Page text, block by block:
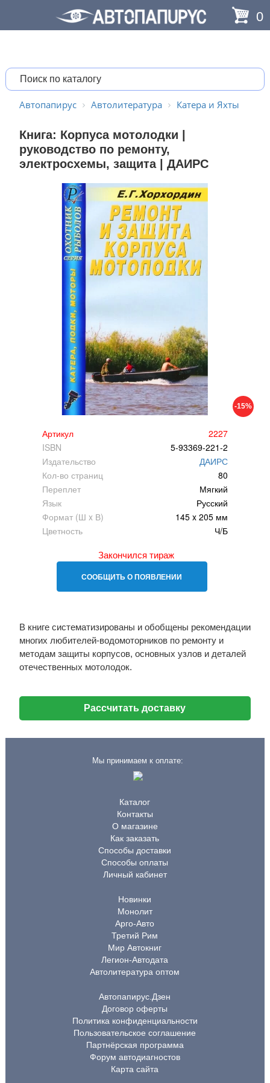
0
Автопапирус Автолитература Катера и Яхты
Книга: Корпуса мотолодки |
руководство по ремонту,
электросхемы, защита | ДАИРС
-15%
Артикул
2227
ISBN
5-93369-221-2
Издательство
ДАИРС
Кол-во страниц
80
Переплет
Мягкий
Язык
Русский
Формат (Ш x В)
145 x 205 мм
Цветность
Ч/Б
Закончился тираж
СООБЩИТЬ О ПОЯВЛЕНИИ
В книге систематизированы и обобщены рекомендации
многих любителей-водомоторников по ремонту и
методам защиты корпусов, основных узлов и деталей
отечественных мотолодок.
Рассчитать доставку
Мы принимаем к оплате:
Каталог
Контакты
О магазине
Как заказать
Способы доставки
Способы оплаты
Личный кабинет
Новинки
Монолит
Арго-Авто
Третий Рим
Мир Автокниг
Легион-Автодата
Автолитература оптом
Автопапирус.Дзен
Договор оферты
Политика конфиденциальности
Пользовательское соглашение
Партнёрская программа
Форум автодиагностов
Карта сайта